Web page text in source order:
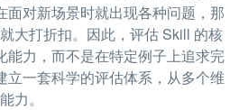
面对新场景时就出现各种问题，那
大打折扣。因此，评估 Skill 的核
能力，而不是在特定例子上追求完
立一套科学的评估体系，从多个维
力。